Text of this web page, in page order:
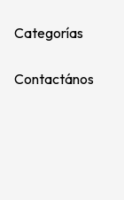
Categorías
Contactános